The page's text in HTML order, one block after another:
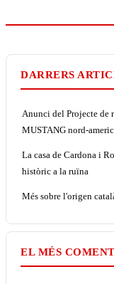
DARRERS
Anunci del Projecte de
MUSTANG nord-
La casa de Cardona i
històric a la ruïna
Més sobre l'origen
EL MÉS